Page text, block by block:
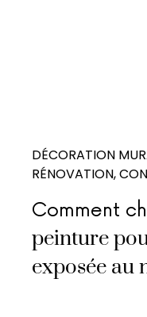
DÉCORATION
RÉNOVATION,
Comment
peinture
exposée au